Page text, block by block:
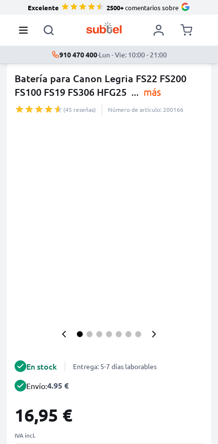
Excelente 2500+comentarios sobre
910 470 400·Lun - Vie: 10:00 - 21:00
Batería para Canon Legria FS22 FS200
FS100 FS19 FS306 HFG25 ... más
(45 reseñas) Número de artículo: 200166
En stock Entrega: 5-7 días laborables
Envío:4.95 €
16,95 €
IVA incl.